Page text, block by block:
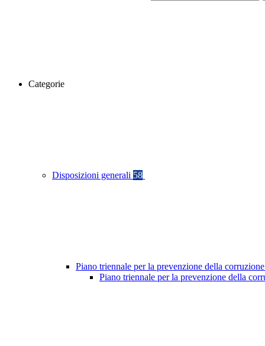
Categorie
Disposizioni generali 58
Piano triennale per la prevenzione della
Piano triennale per la prevenzione della